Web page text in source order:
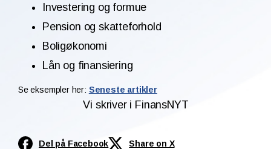
Investering og formue
Pension og skatteforhold
Boligøkonomi
Lån og finansiering
Se eksempler her: Seneste artikler
Vi skriver i FinansNYT
Del på Facebook Share on X